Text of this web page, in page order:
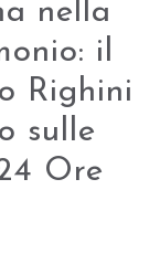
nella
il
Righini
sulle
Ore